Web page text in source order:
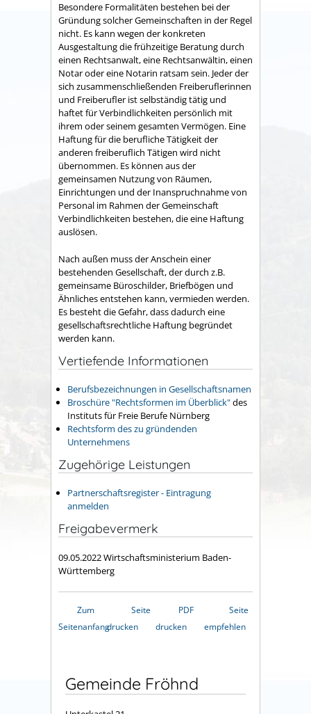
Besondere Formalitäten bestehen bei der
Gründung solcher Gemeinschaften in der Regel
nicht. Es kann wegen der konkreten
Ausgestaltung die frühzeitige Beratung durch
einen Rechtsanwalt, eine Rechtsanwältin, einen
Notar oder eine Notarin ratsam sein. Jeder der
sich zusammenschließenden Freiberuflerinnen
und Freiberufler ist selbständig tätig und
haftet für Verbindlichkeiten persönlich mit
ihrem oder seinem gesamten Vermögen. Eine
Haftung für die berufliche Tätigkeit der
anderen freiberuflich Tätigen wird nicht
übernommen. Es können aus der
gemeinsamen Nutzung von Räumen,
Einrichtungen und der Inanspruchnahme von
Personal im Rahmen der Gemeinschaft
Verbindlichkeiten bestehen, die eine Haftung
auslösen.
Nach außen muss der Anschein einer
bestehenden Gesellschaft, der durch z.B.
gemeinsame Büroschilder, Briefbögen und
Ähnliches entstehen kann, vermieden werden.
Es besteht die Gefahr, dass dadurch eine
gesellschaftsrechtliche Haftung begründet
werden kann.
Vertiefende Informationen
Berufsbezeichnungen in Gesellschaftsnamen
Broschüre "Rechtsformen im Überblick"des
Instituts für Freie Berufe Nürnberg
Rechtsform des zu gründenden
Unternehmens
Zugehörige Leistungen
Partnerschaftsregister - Eintragung
anmelden
Freigabevermerk
09.05.2022 Wirtschaftsministerium Baden-
Württemberg
Zum
Seitenanfang
Seite
drucken
PDF
drucken
Seite
empfehlen
Gemeinde Fröhnd